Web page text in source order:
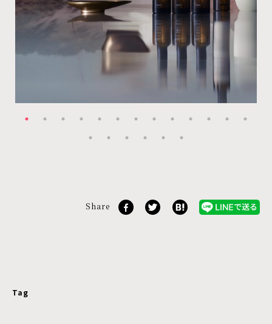
Share
Tag